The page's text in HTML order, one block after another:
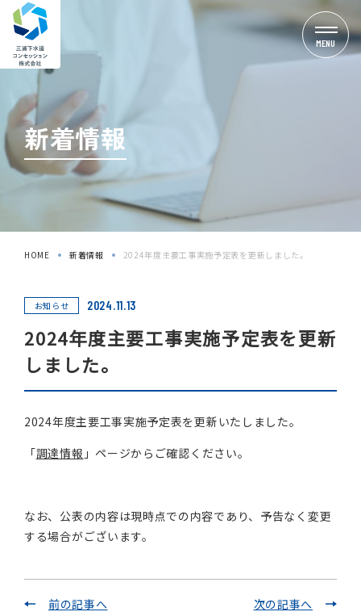
MENU
新着情報
HOME 新着情報 2024年度主要工事実施予定表を更新しました。
お知らせ 2024.11.13
2024年度主要工事実施予定表を更新
しました。
2024年度主要工事実施予定表を更新いたしました。
「調達情報 」ページからご確認ください。
なお、公表の内容は現時点での内容であり、予告なく変更
する場合がございます。
前の記事へ 次の記事へ